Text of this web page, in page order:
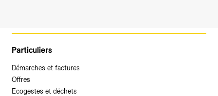
Particuliers
Démarches et factures
Offres
Ecogestes et déchets